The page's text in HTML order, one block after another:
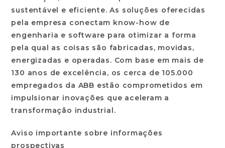
sustentável e eficiente. As soluções oferecidas
pela empresa conectam know-how de
engenharia e software para otimizar a forma
pela qual as coisas são fabricadas, movidas,
energizadas e operadas. Com base em mais de
130 anos de excelência, os cerca de 105.000
empregados da ABB estão comprometidos em
impulsionar inovações que aceleram a
transformação industrial.
Aviso importante sobre informações
prospectivas